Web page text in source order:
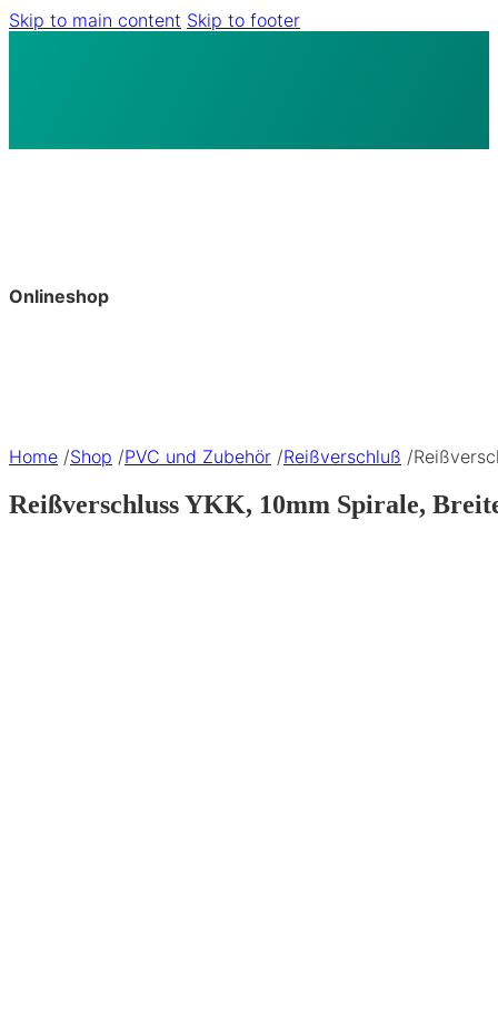
Skip to main content Skip to footer
Onlineshop
Home /Shop /PVC und Zubehör /Reißverschluß /
Reißverschluss YKK, 10mm Spirale,